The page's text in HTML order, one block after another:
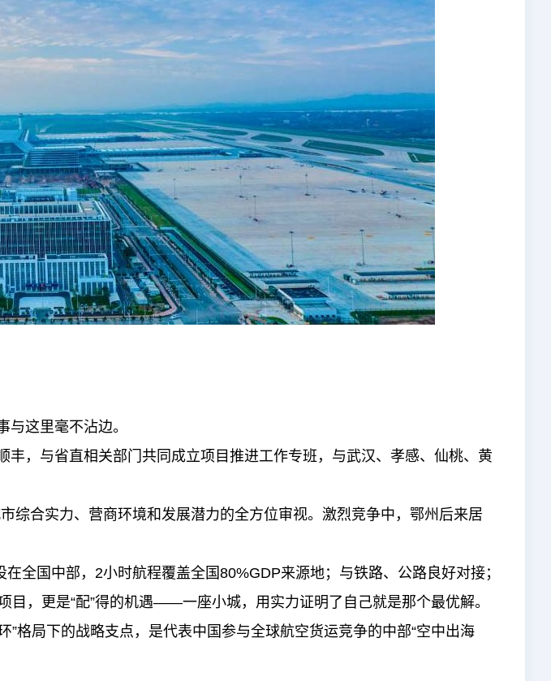
这里毫不沾边。
，与省直相关部门共同成立项目推进工作专班，与武汉、孝感、仙桃、黄
合实力、营商环境和发展潜力的全方位审视。激烈竞争中，鄂州后来居
国中部，2小时航程覆盖全国80%GDP来源地；与铁路、公路良好对接；
目，更是“配”得的机遇——一座小城，用实力证明了自己就是那个最优解。
局下的战略支点，是代表中国参与全球航空货运竞争的中部“空中出海